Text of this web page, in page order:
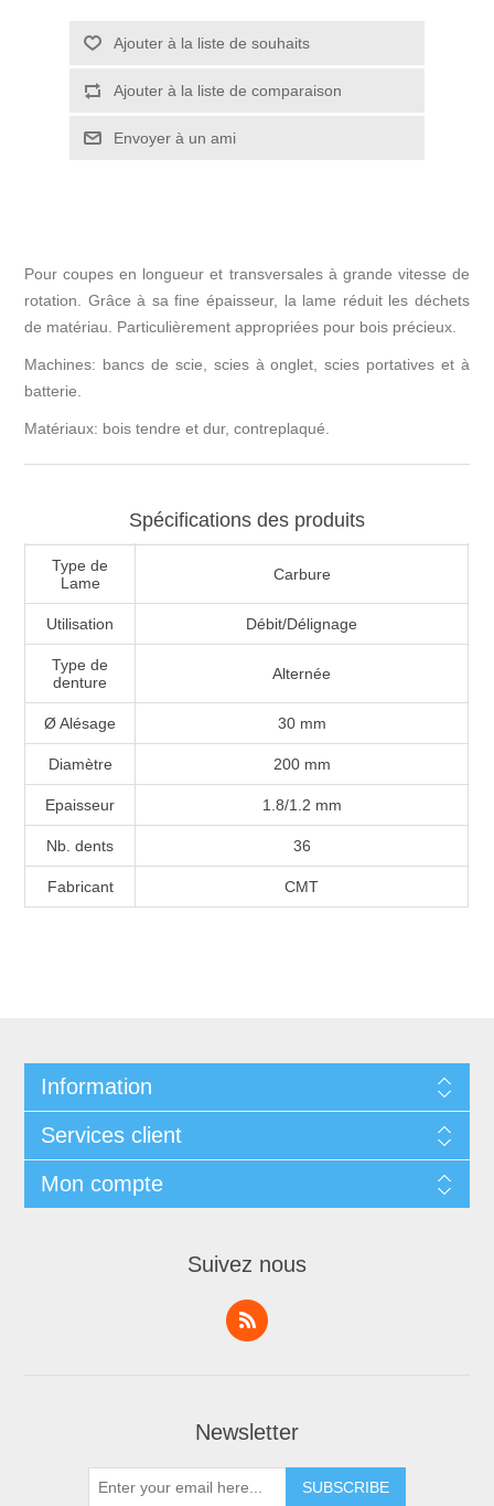
Pour coupes en longueur et transversales à grande vitesse de
rotation. Grâce à sa fine épaisseur, la lame réduit les déchets
de matériau. Particulièrement appropriées pour bois précieux.
Machines: bancs de scie, scies à onglet, scies portatives et à
batterie.
Matériaux: bois tendre et dur, contreplaqué.
Spécifications des produits
Type de
Lame
Carbure
Utilisation Débit/Délignage
Type de
denture
Alternée
Ø Alésage 30 mm
Diamètre 200 mm
Epaisseur 1.8/1.2 mm
Nb. dents 36
Fabricant CMT
Information
Services client
Mon compte
Suivez nous
Newsletter